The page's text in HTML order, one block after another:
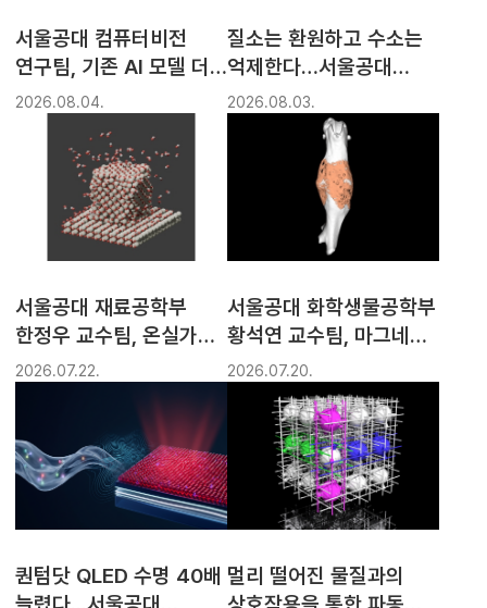
서울공대 컴퓨터비전
연구팀, 기존 AI 모델 더
강력하게 만드는 효율적
2026.08.04.
질소는 환원하고 수소는
억제한다…서울공대
화학생물공학부 정유성
교수팀, 분자 배치로
암모니아 생성 선택성
2026.08.03.
서울공대 재료공학부
한정우 교수팀, 온실가스
분해 성능 최대 14배 높인
‘나노메이스’ 촉매 개발
2026.07.22.
서울공대 화학생물공학부
황석연 교수팀, 마그네슘
방출 시점 조절해
골다공증성 골절 치유
촉진하는 골절 고정 소재
2026.07.20.
퀀텀닷 QLED 수명 40배 멀리 떨어진 물질과의